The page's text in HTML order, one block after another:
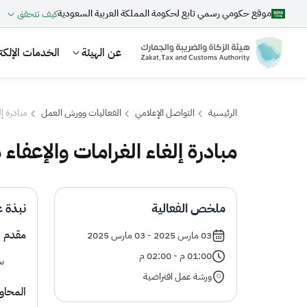
موقع حكومي رسمي تابع لحكومة المملكة العربية السعوديةكيف تتحقق
عن الهيئة الخدمات
بحث
اقتراحات
الزكاة الجمارك
الرئيسية التواصل الإعلامي الفعاليات وورش العمل مبادرة
مبادرة إلغاء الغرامات
ملخص الفعالية
03 مارس 2025 - 03 مارس 2025
01:00 م - 02:00 م
ورشة عمل افتراضية
نبذة
مقدم